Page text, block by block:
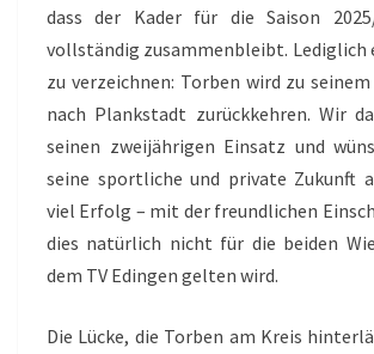
dass der Kader für die Saison
vollständig zusammenbleibt. Lediglich
zu verzeichnen: Torben wird zu
nach Plankstadt zurückkehren. Wir
seinen zweijährigen Einsatz und
seine sportliche und private Zukunft
viel Erfolg – mit der freundlichen
dies natürlich nicht für die beiden
dem TV Edingen gelten wird.
Die Lücke, die Torben am Kreis